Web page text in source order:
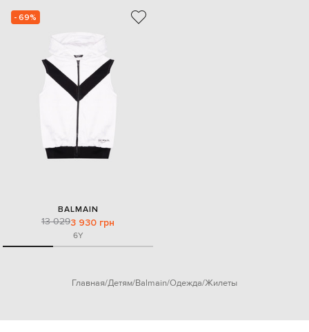
- 69%
BALMAIN
13 0293 930 грн
6Y
Главная Детям Balmain Одежда Жилеты